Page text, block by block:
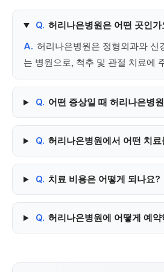
Q. 허리나은병원은 어떤 곳인가
A. 허리나은병원은 정형외과와 신
는 병원으로, 척추 및 관절 치료에
Q. 어떤 증상일 때 허리나은병
Q. 허리나은병원에서 어떤 치
Q. 치료 비용은 어떻게 되나요?
Q. 허리나은병원에 어떻게 예약